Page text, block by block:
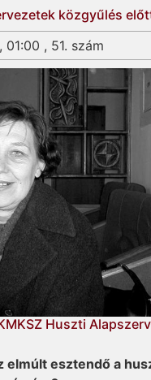
közgyűlés
, 51. szám
Huszti
elmúlt esztendő a